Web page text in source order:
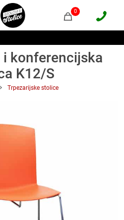
0
konferencijska
K12/S
Trpezarijske stolice